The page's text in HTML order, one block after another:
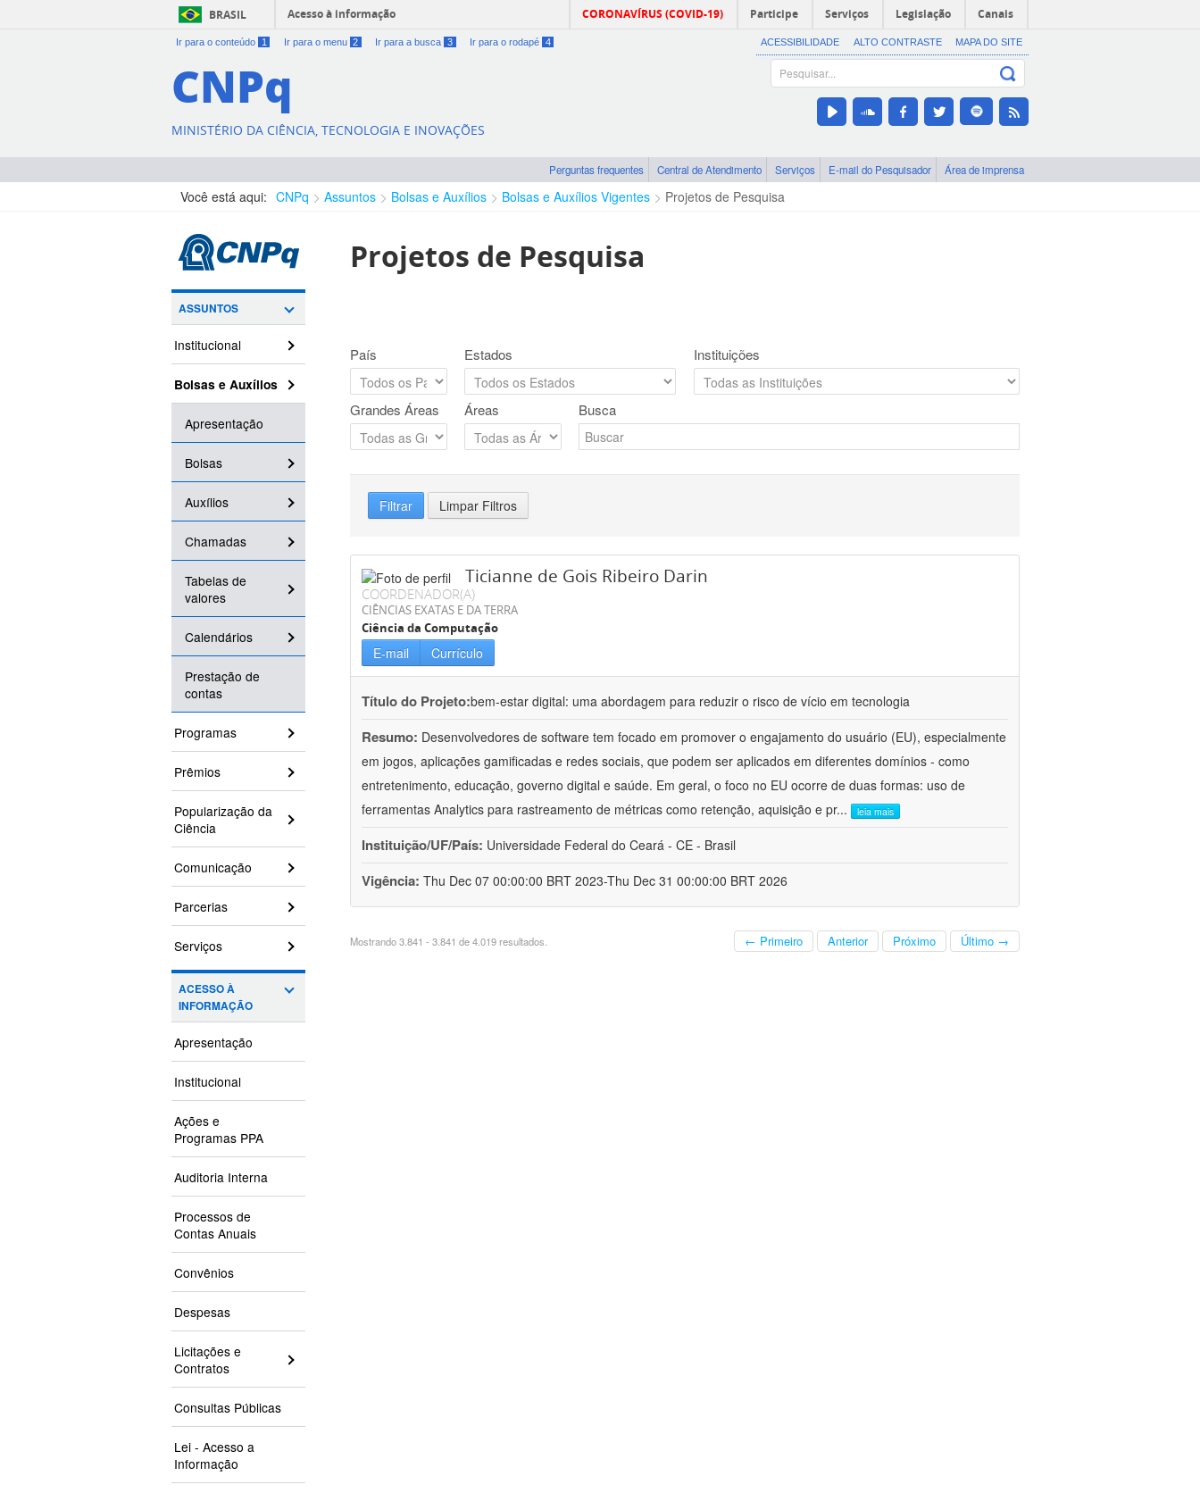
BRASIL Acesso à informação CORONAVÍRUS (COVID-19) Participe Serviços Legislação Canais
Ir para o conteúdo 1 Ir para o menu 2 Ir para a busca 3 Ir para o rodapé 4 ACESSIBILIDADE ALTO CONTRASTE MAPA DO SITE
CNPq
MINISTÉRIO DA CIÊNCIA, TECNOLOGIA E INOVAÇÕES
Perguntas frequentes Central de Atendimento Serviços E-mail do Pesquisador Área de imprensa
Você está aqui: CNPq Assuntos Bolsas e Auxílios Bolsas e Auxílios Vigentes Projetos de Pesquisa
ASSUNTOS
Institucional
Bolsas e Auxílios
Apresentação
Bolsas
Auxílios
Chamadas
Tabelas de
valores
Calendários
Prestação de
contas
Programas
Prêmios
Popularização da
Ciência
Comunicação
Parcerias
Serviços
ACESSO À
INFORMAÇÃO
Apresentação
Institucional
Ações e
Programas PPA
Auditoria Interna
Processos de
Contas Anuais
Convênios
Despesas
Licitações e
Contratos
Consultas Públicas
Lei - Acesso a
Informação
Projetos de Pesquisa
País Estados Instituições
Grandes Áreas Áreas Busca
Filtrar Limpar Filtros
Ticianne de Gois Ribeiro Darin
COORDENADOR(A)
CIÊNCIAS EXATAS E DA TERRA
Ciência da Computação
E-mail Currículo
Título do Projeto:bem-estar digital: uma abordagem para reduzir o risco de vício em tecnologia
Resumo: Desenvolvedores de software tem focado em promover o engajamento do usuário (EU), especialmente
em jogos, aplicações gamificadas e redes sociais, que podem ser aplicados em diferentes domínios - como
entretenimento, educação, governo digital e saúde. Em geral, o foco no EU ocorre de duas formas: uso de
ferramentas Analytics para rastreamento de métricas como retenção, aquisição e pr... leia mais
Instituição/UF/País: Universidade Federal do Ceará - CE - Brasil
Vigência: Thu Dec 07 00:00:00 BRT 2023-Thu Dec 31 00:00:00 BRT 2026
Mostrando 3.841 - 3.841 de 4.019 resultados. ← Primeiro Anterior Próximo Último →